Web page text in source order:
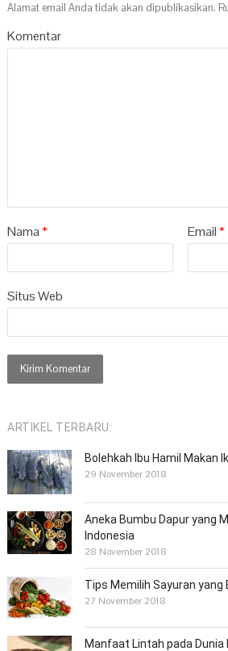
Alamat email Anda tidak akan dipublikasikan.
Komentar
Nama* Email*
Situs Web
ARTIKEL TERBARU:
Bolehkah Ibu Hamil Makan
29 November 2018
Aneka Bumbu Dapur yang
Indonesia
28 November 2018
Tips Memilih Sayuran yang
27 November 2018
Manfaat Lintah pada Dunia